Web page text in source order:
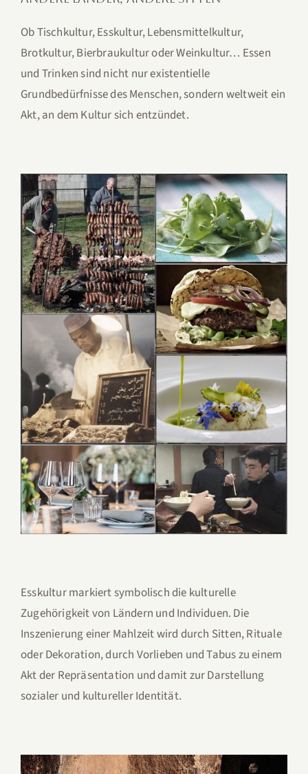
Ob Tischkultur, Esskultur, Lebensmittelkultur,
Brotkultur, Bierbraukultur oder Weinkultur… Essen
und Trinken sind nicht nur existentielle
Grundbedürfnisse des Menschen, sondern weltweit ein
Akt, an dem Kultur sich entzündet.
Esskultur markiert symbolisch die kulturelle
Zugehörigkeit von Ländern und Individuen. Die
Inszenierung einer Mahlzeit wird durch Sitten, Rituale
oder Dekoration, durch Vorlieben und Tabus zu einem
Akt der Repräsentation und damit zur Darstellung
sozialer und kultureller Identität.